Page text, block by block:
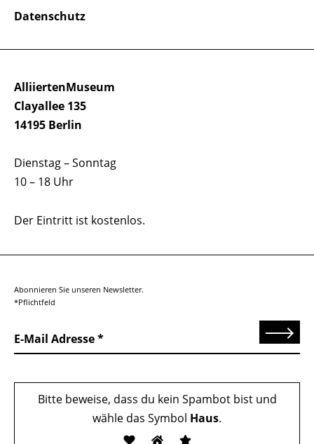
AlliiertenMuseum
Clayallee 135
14195 Berlin
Dienstag – Sonntag
10 – 18 Uhr
Der Eintritt ist kostenlos.
Datenschutz
Abonnieren Sie unseren Newsletter.
*Pflichtfeld
E-Mail Adresse Senden
Bitte beweise, dass du kein Spambot bist und
wähle das Symbol Haus.